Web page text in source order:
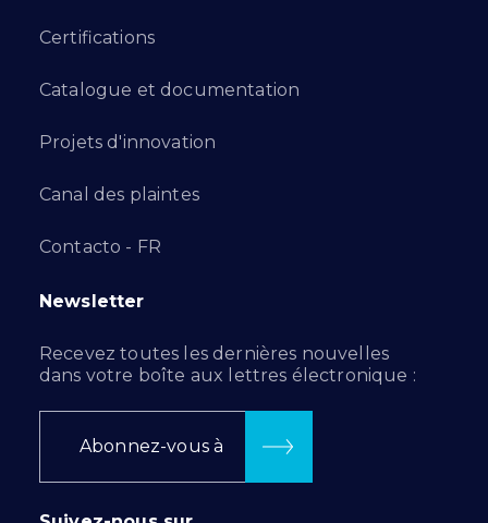
Certifications
Catalogue et documentation
Projets d'innovation
Canal des plaintes
Contacto - FR
Newsletter
Recevez toutes les dernières nouvelles
dans votre boîte aux lettres électronique :
Abonnez-vous à